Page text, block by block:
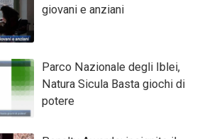
giovani e anziani
Parco Nazionale degli Iblei,
Natura Sicula Basta giochi di
potere